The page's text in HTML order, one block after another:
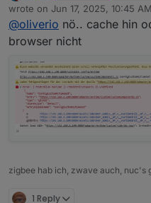
react custom
aber hier alles ok.
bitte mal den
Offline
wrote on Jun 17, 2025, 10:45 AM
last edited by arteckJun 17,
@oliverio nö.. cache hin
browser nicht
zigbee hab ich, zwave auch, nuc's
1 Reply